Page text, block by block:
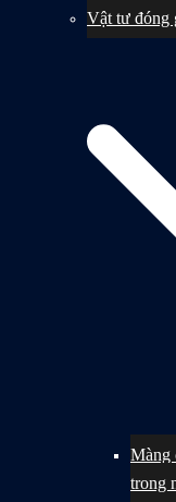
Vật tư đóng
Màng
trong